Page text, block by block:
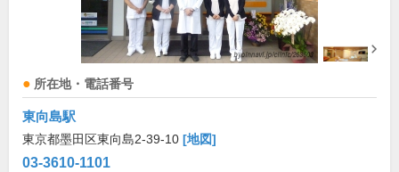
所在地・電話番号
東向島駅
東京都墨田区東向島2-39-10 [地図]
03-3610-1101